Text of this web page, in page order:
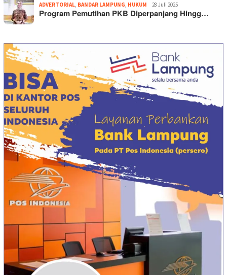
ADVERTORIAL BANDAR LAMPUNG HUKUM 28 Juli 2025
Program Pemutihan PKB Diperpanjang Hingg…